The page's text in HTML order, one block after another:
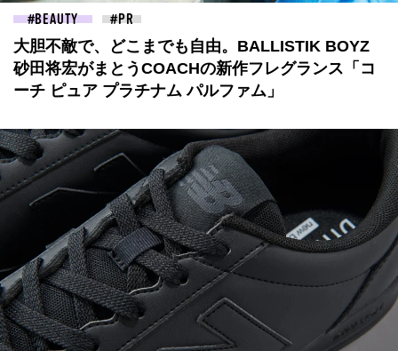
BEAUTY
大胆不敵で、どこまでも自由。BALLISTIK BOYZ
砂田将宏がまとうCOACHの新作フレグランス「コ
ーチ ピュア プラチナム パルファム」